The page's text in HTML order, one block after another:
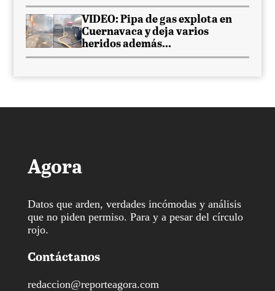
VIDEO: Pipa de gas explota en
Cuernavaca y deja varios
heridos además...
Agora
Datos que arden, verdades incómodas y análisis
que no piden permiso. Para y a pesar del círculo
rojo.
Contáctanos
redaccion@reporteagora.com